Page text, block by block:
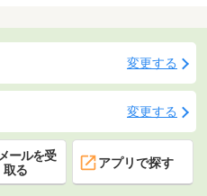
変更する
変更する
ールを受
取る
アプリで探す